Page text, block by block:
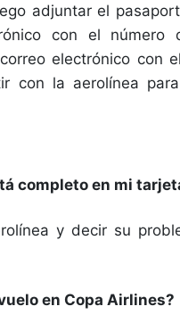
adjuntar el
con el número
electrónico con
con la aerolínea
completo en mi
y decir su
en Copa Airlines?